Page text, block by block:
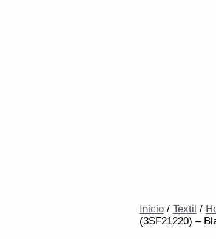
Inicio/ Textil /
(3SF21220) –